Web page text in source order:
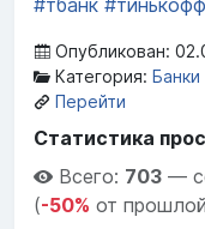
#тбанк #тинькофф
Опубликован:
Категория: Банки
Перейти
Статистика
Всего: 703 —
(-50% от